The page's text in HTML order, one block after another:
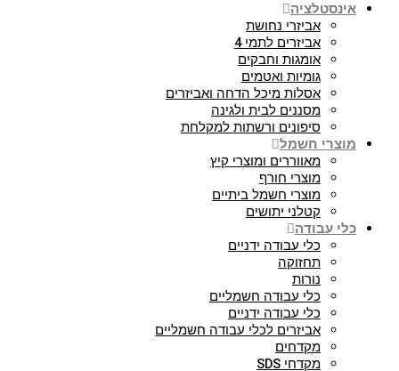
אינסטלציה
אביזרי נחושת
אביזרים לתמי 4
אומגות וחבקים
גומיות ואטמים
אסלות מיכל הדחה ואביזרים
מסננים לבית ולגינה
סיפונים ורשתות למקלחת
מוצרי חשמל
מאווררים ומוצרי קיץ
מוצרי חורף
מוצרי חשמל ביתיים
קטלני יתושים
כלי עבודה
כלי עבודה ידניים
תחזוקה
נורות
כלי עבודה חשמליים
כלי עבודה ידניים
אביזרים לכלי עבודה חשמליים
מקדחים
מקדחי SDS